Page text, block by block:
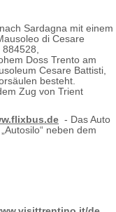
Sardagna mit einem
di Cesare
884528,
Doss Trento am
Cesare Battisti,
besteht.
Zug von Trient
- Das Auto
neben dem